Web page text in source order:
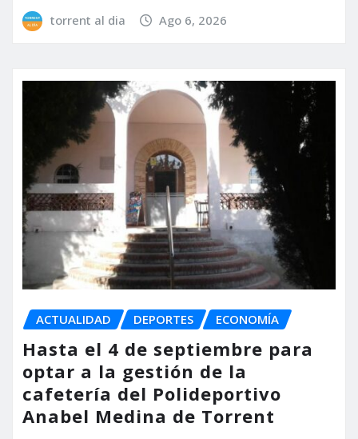
torrent al dia Ago 6, 2026
ACTUALIDAD DEPORTES ECONOMÍA
Hasta el 4 de septiembre para
optar a la gestión de la
cafetería del Polideportivo
Anabel Medina de Torrent